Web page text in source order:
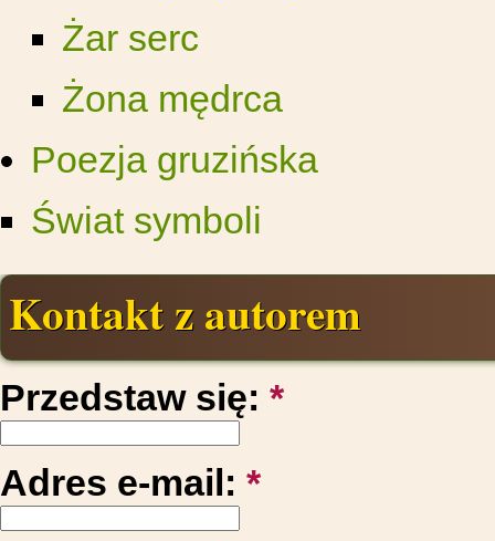
Żar serc
Żona mędrca
Poezja gruzińska
Świat symboli
Kontakt z autorem
Przedstaw się: *
Adres e-mail: *